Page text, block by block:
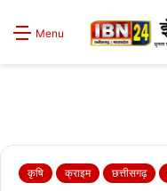
Menu
कृषि क्राइम छत्तीसगढ़